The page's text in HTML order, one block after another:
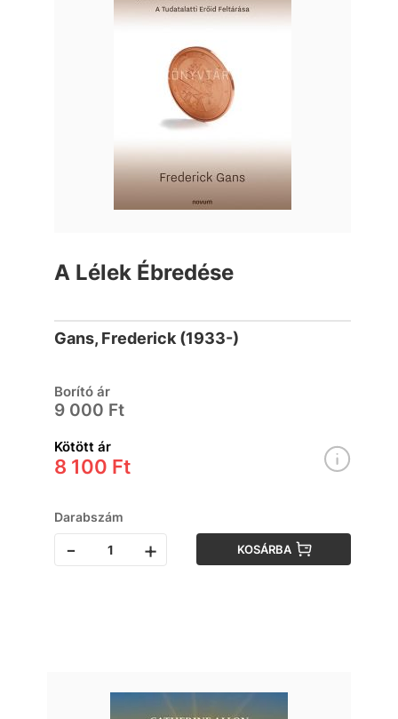
A Lélek Ébredése
Gans, Frederick (1933-)
Borító ár
9 000 Ft
Kötött ár
8 100 Ft
Darabszám
- + KOSÁRBA